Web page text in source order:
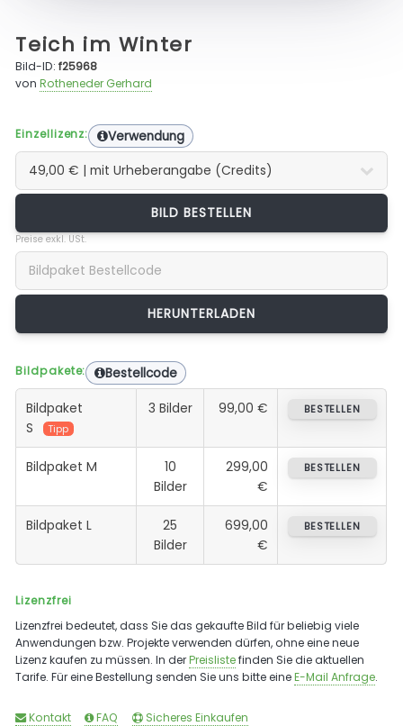
Teich im Winter
Bild-ID:f25968
vonRotheneder Gerhard
Einzellizenz: Verwendung
BILD BESTELLEN
Preise exkl. USt.
Bildpakete: Bestellcode
Bildpaket
S
Tipp
3 Bilder 99,00 € BESTELLEN
Bildpaket M
10
Bilder
299,00
€
BESTELLEN
Bildpaket L
25
Bilder
699,00
€
BESTELLEN
Lizenzfrei
Lizenzfrei bedeutet, dass Sie das gekaufte Bild für beliebig viele
Anwendungen bzw. Projekte verwenden dürfen, ohne eine neue
Lizenz kaufen zu müssen. In derPreislistefinden Sie die aktuellen
Tarife. Für eine Bestellung senden Sie uns bitte eineE-Mail Anfrage.
Kontakt FAQ Sicheres Einkaufen